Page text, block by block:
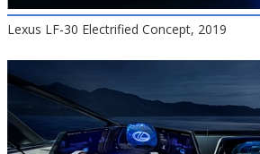
Lexus LF-30 Electrified Concept, 2019